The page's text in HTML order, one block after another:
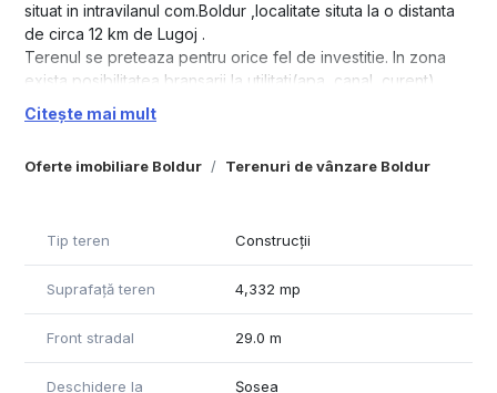
Oferte imobiliare Boldur Terenuri de vânzare Boldur
situat in intravilanul com.Boldur ,localitate situta la o distanta
de circa 12 km de Lugoj .
Terenul se preteaza pentru orice fel de investitie. In zona
exista posibilitatea bransarii la utilitati(apa, canal, curent).
Pentru orice alte informatii va stam la dipozitie la numarul din
anunt.
suprafete mai mici.
comision din partea cumparatorului”
Citește mai mult
Tip teren Construcții
Suprafață teren 4,332 mp
Front stradal 29.0 m
Deschidere la Șosea